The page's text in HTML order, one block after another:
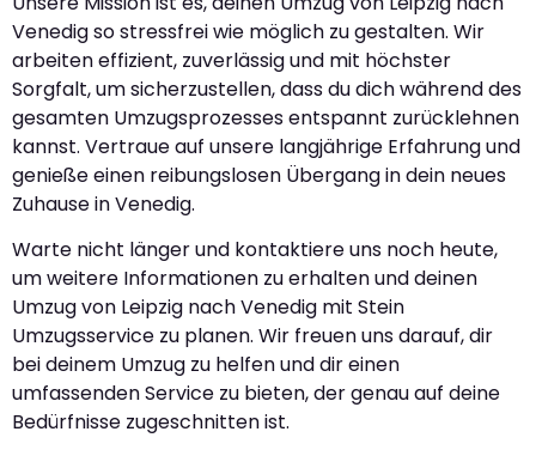
Venedig so stressfrei wie möglich zu gestalten. Wir
arbeiten effizient, zuverlässig und mit höchster
Sorgfalt, um sicherzustellen, dass du dich während des
gesamten Umzugsprozesses entspannt zurücklehnen
kannst. Vertraue auf unsere langjährige Erfahrung und
genieße einen reibungslosen Übergang in dein neues
Zuhause in Venedig.
Warte nicht länger und kontaktiere uns noch heute,
um weitere Informationen zu erhalten und deinen
Umzug von Leipzig nach Venedig mit Stein
Umzugsservice zu planen. Wir freuen uns darauf, dir
bei deinem Umzug zu helfen und dir einen
umfassenden Service zu bieten, der genau auf deine
Bedürfnisse zugeschnitten ist.